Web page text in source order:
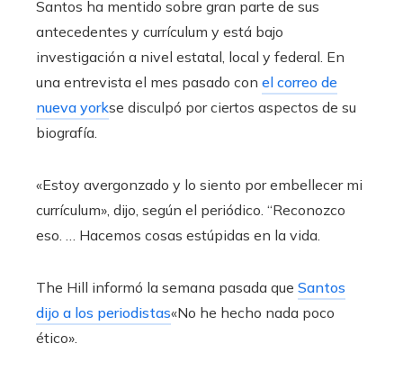
Santos ha mentido sobre gran parte de sus
antecedentes y currículum y está bajo
investigación a nivel estatal, local y federal. En
una entrevista el mes pasado con el correo de
nueva yorkse disculpó por ciertos aspectos de su
biografía.
«Estoy avergonzado y lo siento por embellecer mi
currículum», dijo, según el periódico. “Reconozco
eso. … Hacemos cosas estúpidas en la vida.
The Hill informó la semana pasada que Santos
dijo a los periodistas«No he hecho nada poco
ético».